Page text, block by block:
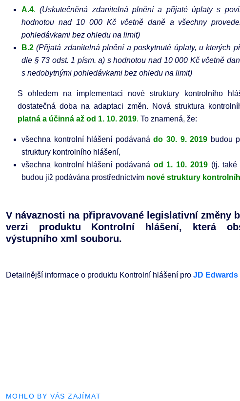
A.4. (Uskutečněná zdanitelná plnění a přijaté úplaty s
hodnotou nad 10 000 Kč včetně daně a všechny
pohledávkami bez ohledu na limit)
B.2 (Přijatá zdanitelná plnění a poskytnuté úplaty, u kterých
dle § 73 odst. 1 písm. a) s hodnotou nad 10 000 Kč včetně
s nedobytnými pohledávkami bez ohledu na limit)
S ohledem na implementaci nové struktury kontrolního
dostatečná doba na adaptaci změn. Nová struktura
platná a účinná až od 1. 10. 2019. To znamená, že:
všechna kontrolní hlášení podávanádo 30. 9. 2019 budou
struktury kontrolního hlášení,
všechna kontrolní hlášení podávaná od 1. 10. 2019(tj. také
budou již podávána prostřednictvím nové struktury
V návaznosti na připravované legislativní změny
verzi produktu Kontrolní hlášení, která
výstupního xml souboru.
Detailnější informace o produktu Kontrolní hlášení pro JD Edwards
MOHLO BY VÁS ZAJÍMAT